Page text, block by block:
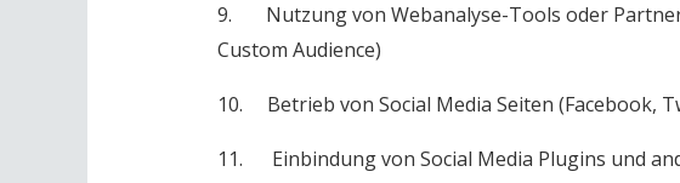
9. Nutzung von Webanalyse-Tools oder
Custom Audience)
10. Betrieb von Social Media Seiten (Facebook,
11. Einbindung von Social Media Plugins und